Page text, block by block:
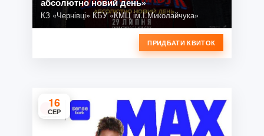
КЗ «Чернівці» КБУ «КМЦ ім.І.Миколайчука»
ПРИДБАТИ КВИТОК
16
СЕР